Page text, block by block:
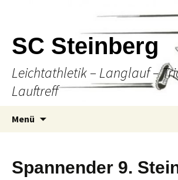
SC Steinberg
Leichtathletik – Langlauf –
Lauftreff
Menü
Spannender 9.